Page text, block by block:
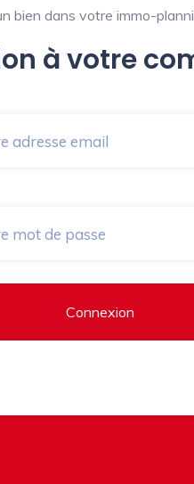
bien dans votre immo-
à votre
Connexion